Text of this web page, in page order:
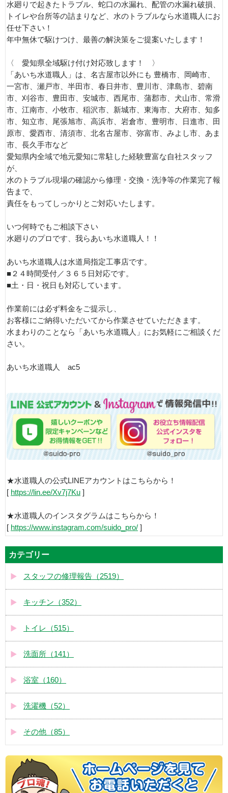
水廻りで起きたトラブル、蛇口の水漏れ、配管の水漏れ破損、
トイレや台所等の詰まりなど、水のトラブルなら水道職人にお
任せ下さい！
年中無休で駆けつけ、最善の解決策をご提案いたします！
〈 愛知県全域駆け付け対応致します！ 〉
「あいち水道職人」は、名古屋市以外にも 豊橋市、岡崎市、
一宮市、瀬戸市、半田市、春日井市、豊川市、津島市、碧南
市、刈谷市、豊田市、安城市、西尾市、蒲郡市、犬山市、常滑
市、江南市、小牧市、稲沢市、新城市、東海市、大府市、知多
市、知立市、尾張旭市、高浜市、岩倉市、豊明市、日進市、田
原市、愛西市、清須市、北名古屋市、弥富市、みよし市、あま
市、長久手市など
愛知県内全域で地元愛知に常駐した経験豊富な自社スタッフ
が、
水のトラブル現場の確認から修理・交換・洗浄等の作業完了報
告まで、
責任をもってしっかりとご対応いたします。
いつ何時でもご相談下さい
水廻りのプロです、我らあいち水道職人！！
あいち水道職人は水道局指定工事店です。
■２４時間受付／３６５日対応です。
■土・日・祝日も対応しています。
作業前には必ず料金をご提示し、
お客様にご納得いただいてから作業させていただきます。
水まわりのことなら「あいち水道職人」にお気軽にご相談くだ
さい。
あいち水道職人 ac5
★水道職人の公式LINEアカウントはこちらから！
[ https://lin.ee/Xv7j7Ku ]
★水道職人のインスタグラムはこちらから！
[ https://www.instagram.com/suido_pro/ ]
カテゴリー
スタッフの修理報告（2519）
キッチン（352）
トイレ（515）
洗面所（141）
浴室（160）
洗濯機（52）
その他（85）